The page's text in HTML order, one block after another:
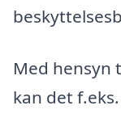
Med hensyn
kan det